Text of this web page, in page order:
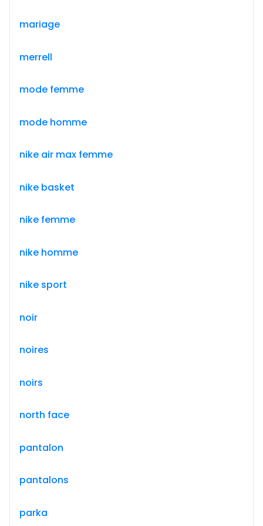
mariage
merrell
mode femme
mode homme
nike air max femme
nike basket
nike femme
nike homme
nike sport
noir
noires
noirs
north face
pantalon
pantalons
parka